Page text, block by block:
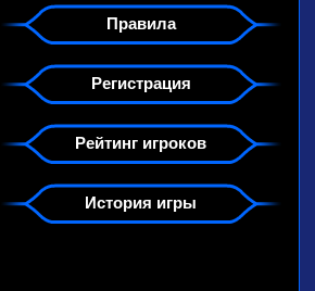
Правила
Регистрация
Рейтинг игроков
История игры